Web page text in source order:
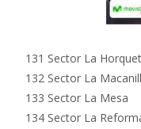
131 Sector La
132 Sector La
133 Sector La Mesa
134 Sector La